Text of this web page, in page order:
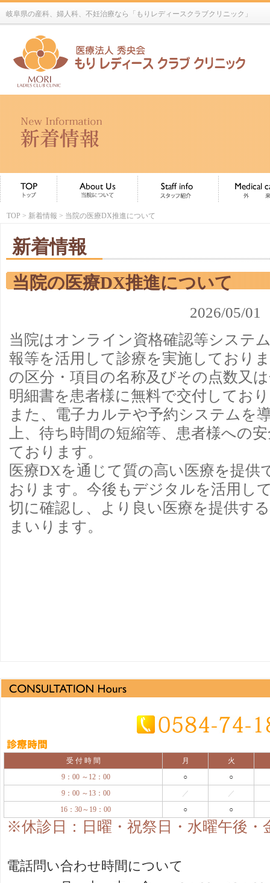
岐阜県の産科、婦人科、不妊治療なら「もりレディースクラブクリニック」
TOP > 新着情報 > 当院の医療DX推進について
新着情報
当院の医療DX推進について
2026/05/
当院はオンライン資格確認等システ
報等を活用して診療を実施しており
の区分・項目の名称及びその点数又
明細書を患者様に無料で交付してお
また、電子カルテや予約システムを
上、待ち時間の短縮等、患者様への
ております。
医療DXを通じて質の高い医療を提供
おります。今後もデジタルを活用し
切に確認し、より良い医療を提供す
まいります。
受 付 時 間 月
火
9：00 ～12：00
○
○
9：00 ～13：00
／
／
16：30～19：00
○ ○
※休診日：日曜・祝祭日・水曜午後・
電話問い合わせ時間について